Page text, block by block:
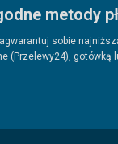
metody
sobie
(Przelewy24), gotówką